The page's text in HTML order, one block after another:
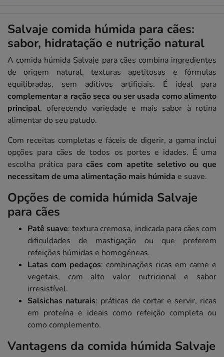
Salvaje comida húmida para cães:
sabor, hidratação e nutrição natural
A comida húmida Salvaje para cães combina ingredientes
de origem natural, texturas apetitosas e fórmulas
equilibradas, sem aditivos artificiais. É ideal para
complementar a ração seca ou ser usada como alimento
principal, oferecendo variedade e mais sabor à rotina
alimentar do seu patudo.
Com receitas completas e fáceis de digerir, a gama inclui
opções para cães de todos os portes e idades. É uma
escolha prática paracães com apetite seletivo ou que
necessitam de uma alimentação mais húmida e suave.
Opções de comida húmida Salvaje
para cães
Patê suave: textura cremosa, indicada para cães com
dificuldades de mastigação ou que preferem
refeições húmidas e homogéneas.
Latas com pedaços: combinações ricas em carne e
vegetais, com alto valor nutricional e sabor
irresistível.
Salsichas naturais: práticas de cortar e servir, ricas
em proteína e ideais como refeição completa ou
como complemento.
Vantagens da comida húmida Salvaje